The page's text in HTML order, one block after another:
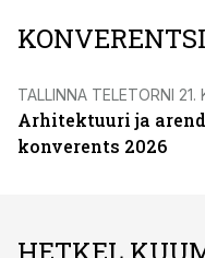
TALLINNA TELETORNI 21.
Arhitektuuri ja
konverents 2026